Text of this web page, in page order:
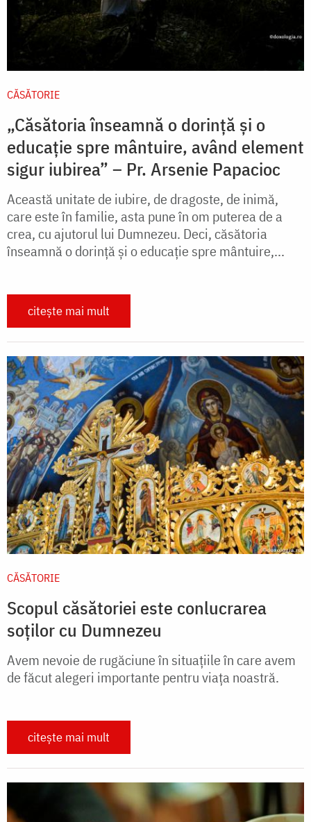
CĂSĂTORIE
„Căsătoria înseamnă o dorință și o
educație spre mântuire, având element
sigur iubirea” – Pr. Arsenie Papacioc
Această unitate de iubire, de dragoste, de inimă,
care este în familie, asta pune în om puterea de a
crea, cu ajutorul lui Dumnezeu. Deci, căsătoria
înseamnă o dorință și o educație spre mântuire,...
citește mai mult
CĂSĂTORIE
Scopul căsătoriei este conlucrarea
soților cu Dumnezeu
Avem nevoie de rugăciune în situațiile în care avem
de făcut alegeri importante pentru viața noastră.
citește mai mult